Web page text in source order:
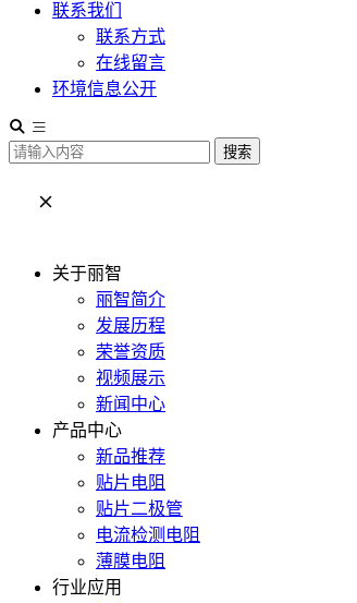
联系我们
联系方式
在线留言
环境信息公开
搜索
关于丽智
丽智简介
发展历程
荣誉资质
视频展示
新闻中心
产品中心
新品推荐
贴片电阻
贴片二极管
电流检测电阻
薄膜电阻
行业应用